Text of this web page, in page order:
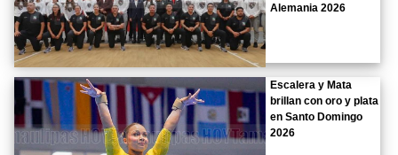
Alemania 2026
Escalera y Mata
brillan con oro y plata
en Santo Domingo
2026